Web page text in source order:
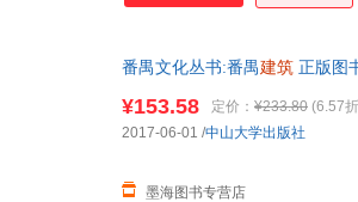
番禺文化丛书:番禺建筑 正版图
¥153.58 定价： ¥233.80 (6.57
墨海图书专营店
2017-06-01 /中山大学出版社